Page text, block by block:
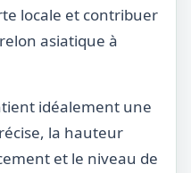
locale et contribuer
asiatique à
idéalement une
la hauteur
et le niveau de